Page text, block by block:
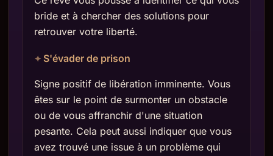
bride et à chercher des solutions pour
retrouver votre liberté.
S'évader de prison
Signe positif de libération imminente. Vous
êtes sur le point de surmonter un obstacle
ou de vous affranchir d'une situation
pesante. Cela peut aussi indiquer que vous
avez trouvé une issue à un problème qui